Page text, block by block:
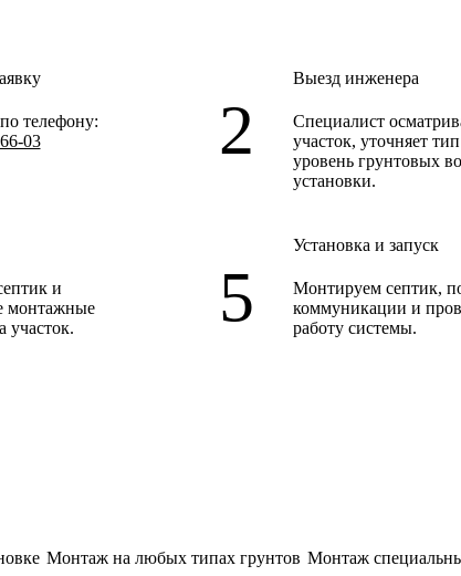
телефону:
03
Выезд инженера
Специалист
участок, уточняет
уровень грунтовых
установки.
и
монтажные
участок.
Установка и запуск
Монтируем септик,
коммуникации и
работу системы.
Монтаж на любых типах грунтов Монтаж